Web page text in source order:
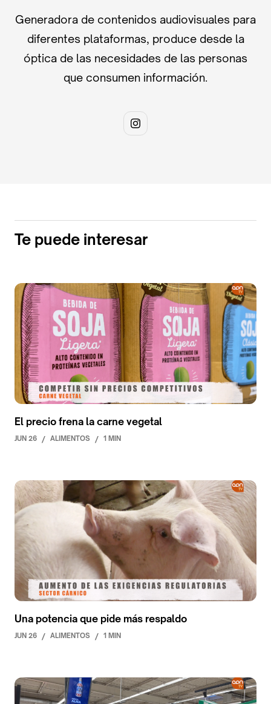
Generadora de contenidos audiovisuales para
diferentes plataformas, produce desde la
óptica de las necesidades de las personas
que consumen información.
Te puede interesar
El precio frena la carne vegetal
JUN 26 / ALIMENTOS / 1 MIN
Una potencia que pide más respaldo
JUN 26 / ALIMENTOS / 1 MIN